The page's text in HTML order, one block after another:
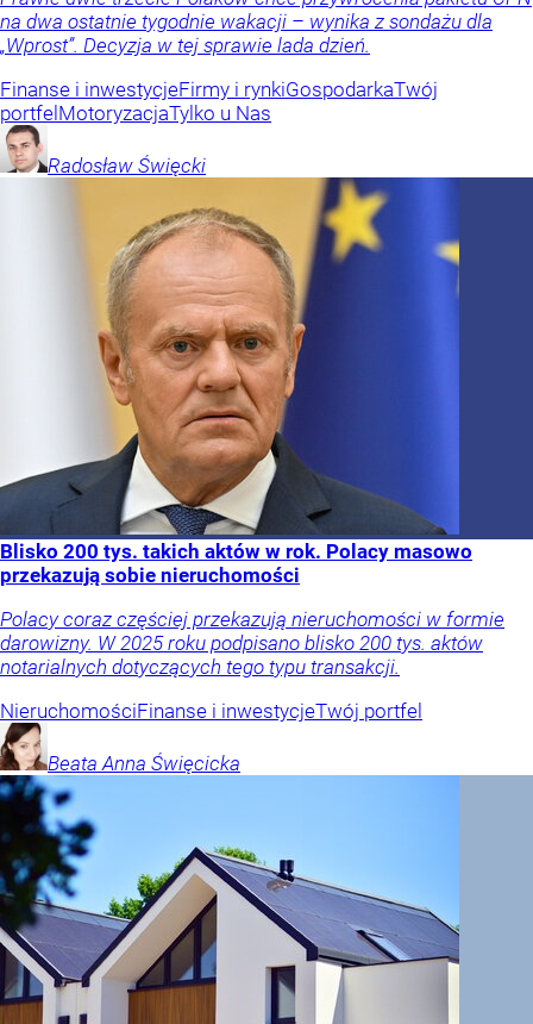
na dwa ostatnie tygodnie wakacji – wynika z sondażu dla
„Wprost”. Decyzja w tej sprawie lada dzień.
Finanse i inwestycjeFirmy i rynkiGospodarkaTwój
portfelMotoryzacjaTylko u Nas
Radosław Święcki
Blisko 200 tys. takich aktów w rok. Polacy masowo
przekazują sobie nieruchomości
Polacy coraz częściej przekazują nieruchomości w formie
darowizny. W 2025 roku podpisano blisko 200 tys. aktów
notarialnych dotyczących tego typu transakcji.
NieruchomościFinanse i inwestycjeTwój portfel
Beata Anna Święcicka